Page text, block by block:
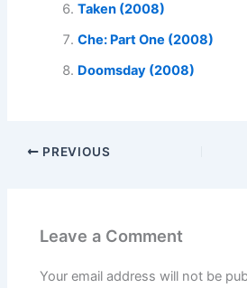
Taken (2008)
Che: Part One (2008)
Doomsday (2008)
PREVIOUS
Leave a Comment
Your email address will not be